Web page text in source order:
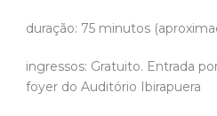
duração: 75 minutos
ingressos: Gratuito. Entrada
foyer do Auditório Ibirapuera